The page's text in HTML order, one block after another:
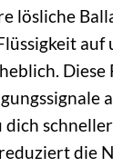
lösliche
Diese
die